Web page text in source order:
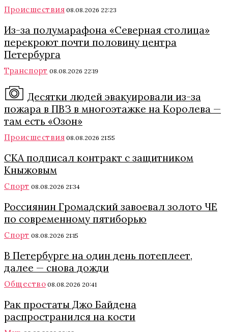
Происшествия 08.08.2026 22:23
Из-за полумарафона «Северная столица»
перекроют почти половину центра
Петербурга
Транспорт 08.08.2026 22:19
Десятки людей эвакуировали из-за
пожара в ПВЗ в многоэтажке на Королева —
там есть «Озон»
Происшествия 08.08.2026 21:55
СКА подписал контракт с защитником
Кныжовым
Спорт 08.08.2026 21:34
Россиянин Громадский завоевал золото ЧЕ
по современному пятиборью
Спорт 08.08.2026 21:15
В Петербурге на один день потеплеет,
далее — снова дожди
Общество 08.08.2026 20:41
Рак простаты Джо Байдена
распространился на кости